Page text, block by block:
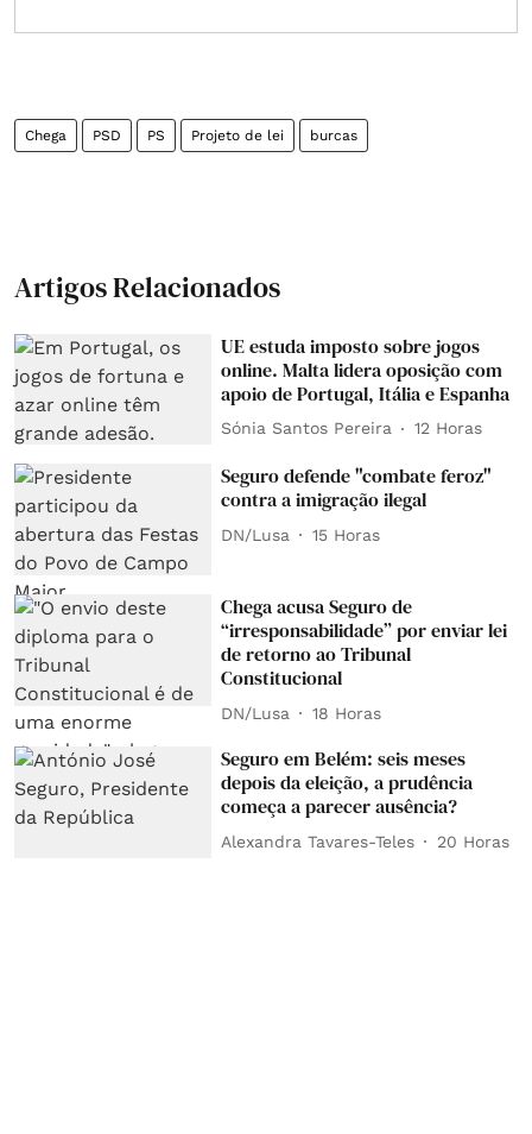
Chega PSD PS Projeto de lei burcas
Artigos Relacionados
UE estuda imposto sobre jogos
online. Malta lidera oposição com
apoio de Portugal, Itália e Espanha
Sónia Santos Pereira 12 Horas
Seguro defende "combate feroz"
contra a imigração ilegal
DN/Lusa 15 Horas
Chega acusa Seguro de
“irresponsabilidade” por enviar lei
de retorno ao Tribunal
Constitucional
DN/Lusa 18 Horas
Seguro em Belém: seis meses
depois da eleição, a prudência
começa a parecer ausência?
Alexandra Tavares-Teles 20 Horas